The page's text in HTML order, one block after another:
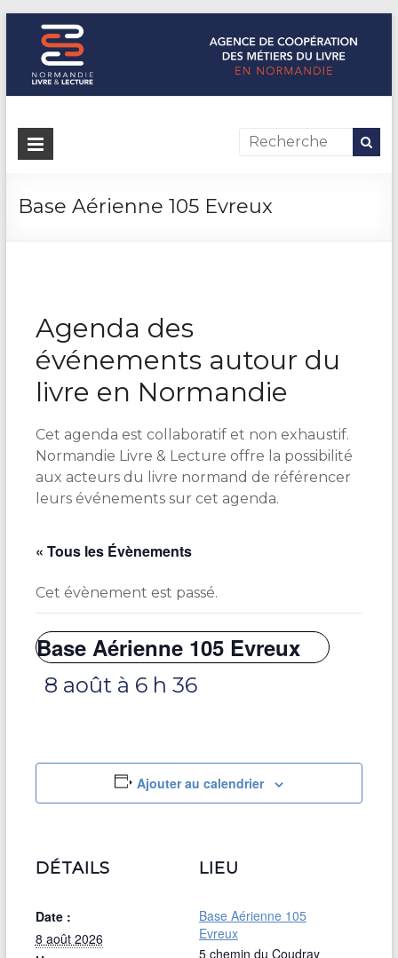
Normandie Livre & Lecture
L'agence de coopération des métiers du livre en Normandie
Base Aérienne 105 Evreux
Agenda des
événements autour du
livre en Normandie
Cet agenda est collaboratif et non exhaustif.
Normandie Livre & Lecture offre la possibilité
aux acteurs du livre normand de référencer
leurs événements sur cet agenda.
« Tous les Évènements
Cet évènement est passé.
Base Aérienne 105 Evreux
8 août à 6 h 36
Ajouter au calendrier
DÉTAILS
Date :
8 août 2026
LIEU
Base Aérienne 105
Evreux
5 chemin du Coudray